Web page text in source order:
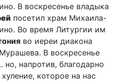
В воскресенье владыка
посетил храм Михаила-
Во время Литургии им
во иереи диакона
В воскресенье
но, напротив, благодарно
которое на нас